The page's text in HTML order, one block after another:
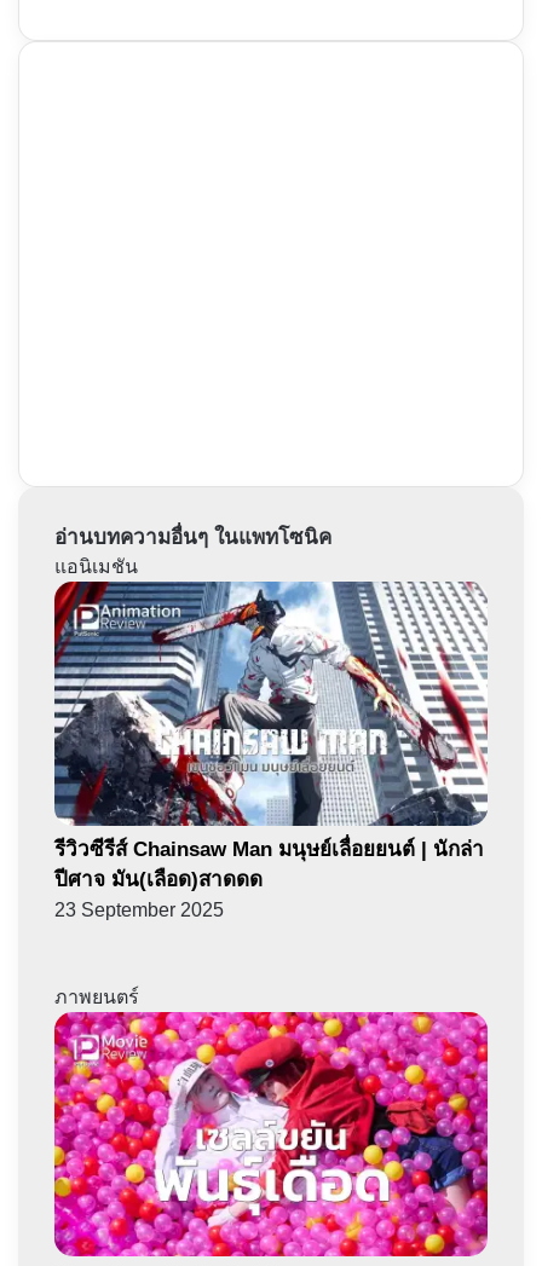
อ่านบทความอื่นๆ ในแพทโซนิค
แอนิเมชัน
รีวิวซีรีส์ Chainsaw Man มนุษย์เลื่อยยนต์ | นักล่า
ปีศาจ มัน(เลือด)สาดดด
23 September 2025
ภาพยนตร์